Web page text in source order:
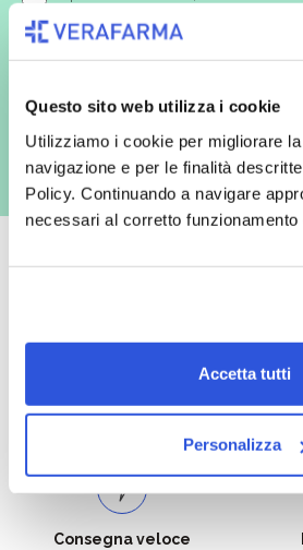
Questo sito web utilizza i cookie
Utilizziamo i cookie per migliorare
navigazione e per le finalità
Policy. Continuando a navigare
necessari al corretto funzionamento
Accetta tutti
Personalizza
espressamente al trattamento dei miei dati
commerciali da parte di Verafarma, tra cui
marketing (con modalità telematiche - quali
es. posta cartacea)
Catalogo prodotti ampio e completo
Con
Consegna veloce